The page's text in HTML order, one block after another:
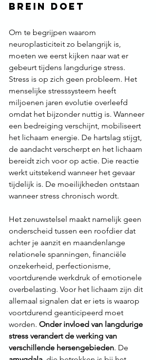
brein doet
Om te begrijpen waarom
neuroplasticiteit zo belangrijk is,
moeten we eerst kijken naar wat er
gebeurt tijdens langdurige stress.
Stress is op zich geen probleem. Het
menselijke stresssysteem heeft
miljoenen jaren evolutie overleefd
omdat het bijzonder nuttig is. Wanneer
een bedreiging verschijnt, mobiliseert
het lichaam energie. De hartslag stijgt,
de aandacht verscherpt en het lichaam
bereidt zich voor op actie. Die reactie
werkt uitstekend wanneer het gevaar
tijdelijk is. De moeilijkheden ontstaan
wanneer stress chronisch wordt.
Het zenuwstelsel maakt namelijk geen
onderscheid tussen een roofdier dat
achter je aanzit en maandenlange
relationele spanningen, financiële
onzekerheid, perfectionisme,
voortdurende werkdruk of emotionele
overbelasting. Voor het lichaam zijn dit
allemaal signalen dat er iets is waarop
voortdurend geanticipeerd moet
worden. Onder invloed van langdurige
stress verandert de werking van
verschillende hersengebieden. De